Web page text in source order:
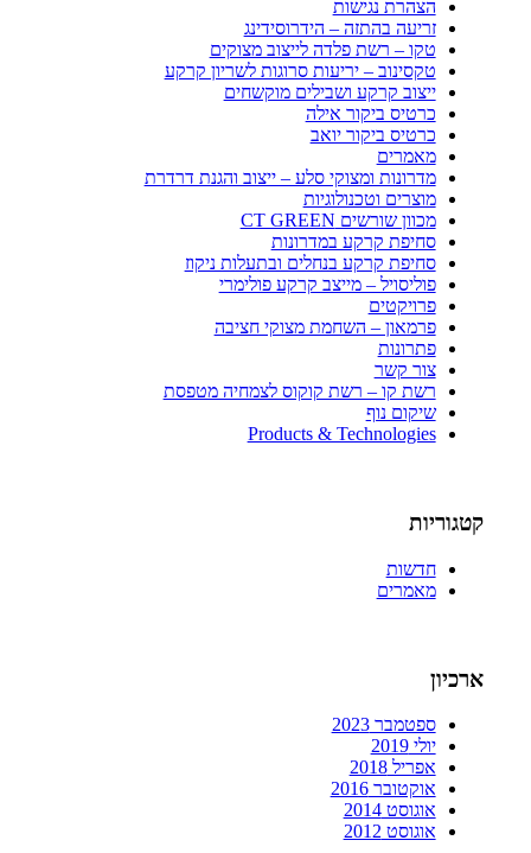
הצהרת נגישות
זריעה בהתזה – הידרוסידינג
טקו – רשת פלדה לייצוב מצוקים
טקסינוב – יריעות סרוגות לשריון קרקע
ייצוב קרקע ושבילים מוקשחים
כרטיס ביקור אילה
כרטיס ביקור יואב
מאמרים
מדרונות ומצוקי סלע – ייצוב והגנת דרדרת
מוצרים וטכנולוגיות
מכוון שורשים CT GREEN
סחיפת קרקע במדרונות
סחיפת קרקע בנחלים ובתעלות ניקוז
פוליסויל – מייצב קרקע פולימרי
פרויקטים
פרמאון – השחמת מצוקי חציבה
פתרונות
צור קשר
רשת קו – רשת קוקוס לצמחיה מטפסת
שיקום נוף
Products & Technologies
קטגוריות
חדשות
מאמרים
ארכיון
ספטמבר 2023
יולי 2019
אפריל 2018
אוקטובר 2016
אוגוסט 2014
אוגוסט 2012